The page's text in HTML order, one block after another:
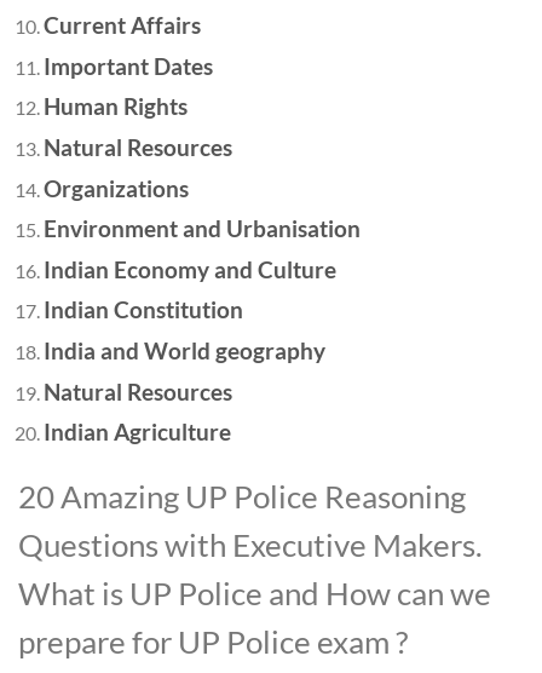
Current Affairs
Important Dates
Human Rights
Natural Resources
Organizations
Environment and Urbanisation
Indian Economy and Culture
Indian Constitution
India and World geography
Natural Resources
Indian Agriculture
20 Amazing UP Police Reasoning
Questions with Executive Makers.
What is UP Police and How can we
prepare for UP Police exam ?